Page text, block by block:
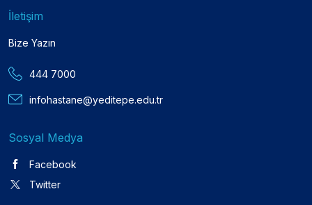
İletişim
Bize Yazın
444 7000
infohastane@yeditepe.edu.tr
Sosyal Medya
Facebook
Twitter